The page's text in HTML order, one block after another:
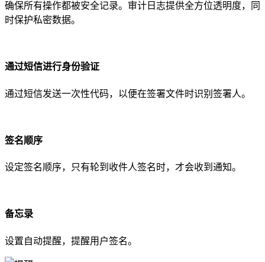
确保所有操作都被安全记录。审计日志提供全方位透明度，同
时保护私密数据。
通过短信进行身份验证
通过短信发送一次性代码，以便在签署文件时识别签署人。
签名顺序
设定签名顺序，只有轮到收件人签名时，才会收到通知。
备忘录
设置自动提醒，提醒用户签名。